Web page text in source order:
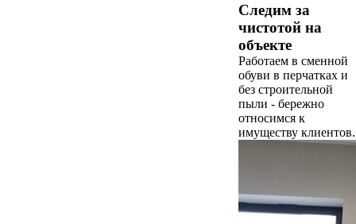
Следим за
чистотой на
объекте
Работаем в сменной
обуви в перчатках и
без строительной
пыли - бережно
относимся к
имуществу клиентов.